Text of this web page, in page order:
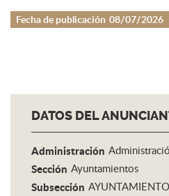
Fecha de publicación 08/07/2026
DATOS DEL
Administración
Sección Ayuntamientos
Subsección